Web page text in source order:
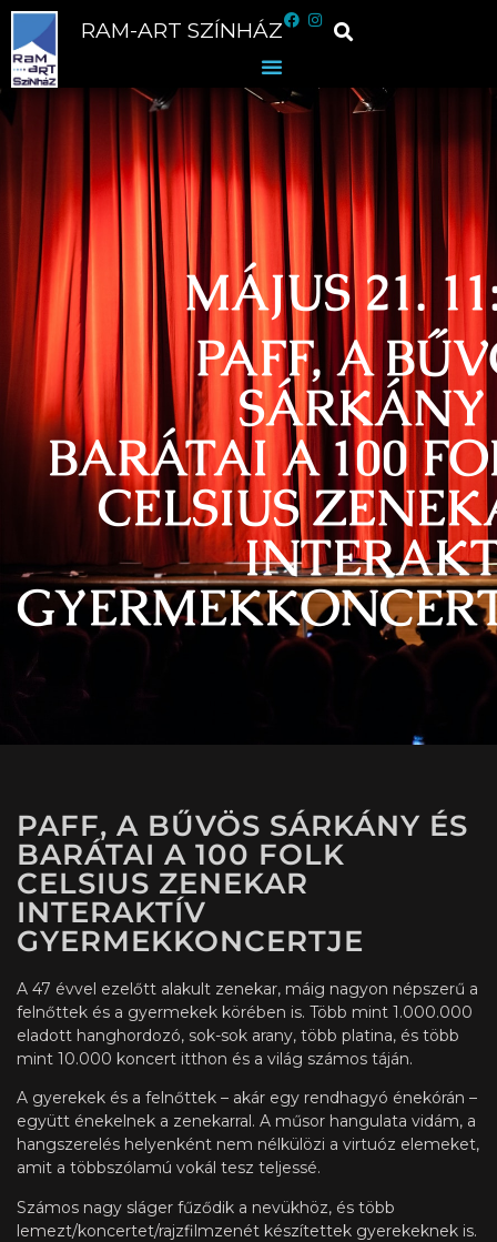
RAM-ART SZÍNHÁZ
MÁJUS 21.
PAFF, A
SÁRKÁNY
BARÁTAI A 100
CELSIUS
PAFF, A BŰVÖS SÁRKÁNY ÉS
BARÁTAI A 100 FOLK
CELSIUS ZENEKAR
INTERAKTÍV
GYERMEKKONCERTJE
A 47 évvel ezelőtt alakult zenekar, máig nagyon népszerű a
felnőttek és a gyermekek körében is. Több mint 1.000.000
eladott hanghordozó, sok-sok arany, több platina, és több
mint 10.000 koncert itthon és a világ számos táján.
A gyerekek és a felnőttek – akár egy rendhagyó énekórán –
együtt énekelnek a zenekarral. A műsor hangulata vidám, a
hangszerelés helyenként nem nélkülözi a virtuóz elemeket,
amit a többszólamú vokál tesz teljessé.
Számos nagy sláger fűződik a nevükhöz, és több
lemezt/koncertet/rajzfilmzenét készítettek gyerekeknek is.